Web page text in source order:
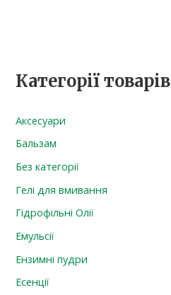
Категорії товарів
Аксесуари
Бальзам
Без категорії
Гелі для вмивання
Гідрофільні Олії
Емульсії
Ензимні пудри
Есенції